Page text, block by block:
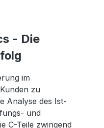
- Die
im
zu
Analyse des Ist-
und
C-Teile zwingend